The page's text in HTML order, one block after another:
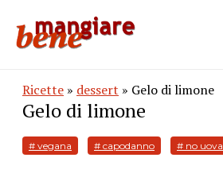
Ricette » dessert » Gelo di limone
Gelo di limone
# vegana # capodanno # no uova